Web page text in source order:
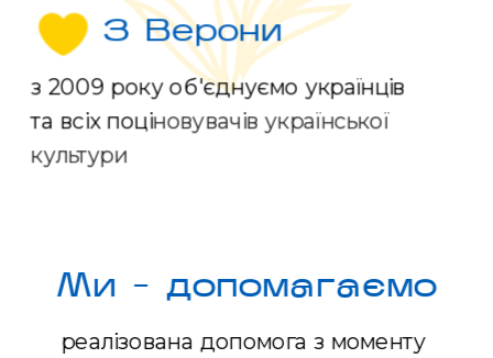
З Верони
з 2009 року об'єднуємо українців
та всіх поціновувачів української
культури
Ми - допомагаємо
реалізована допомога з моменту